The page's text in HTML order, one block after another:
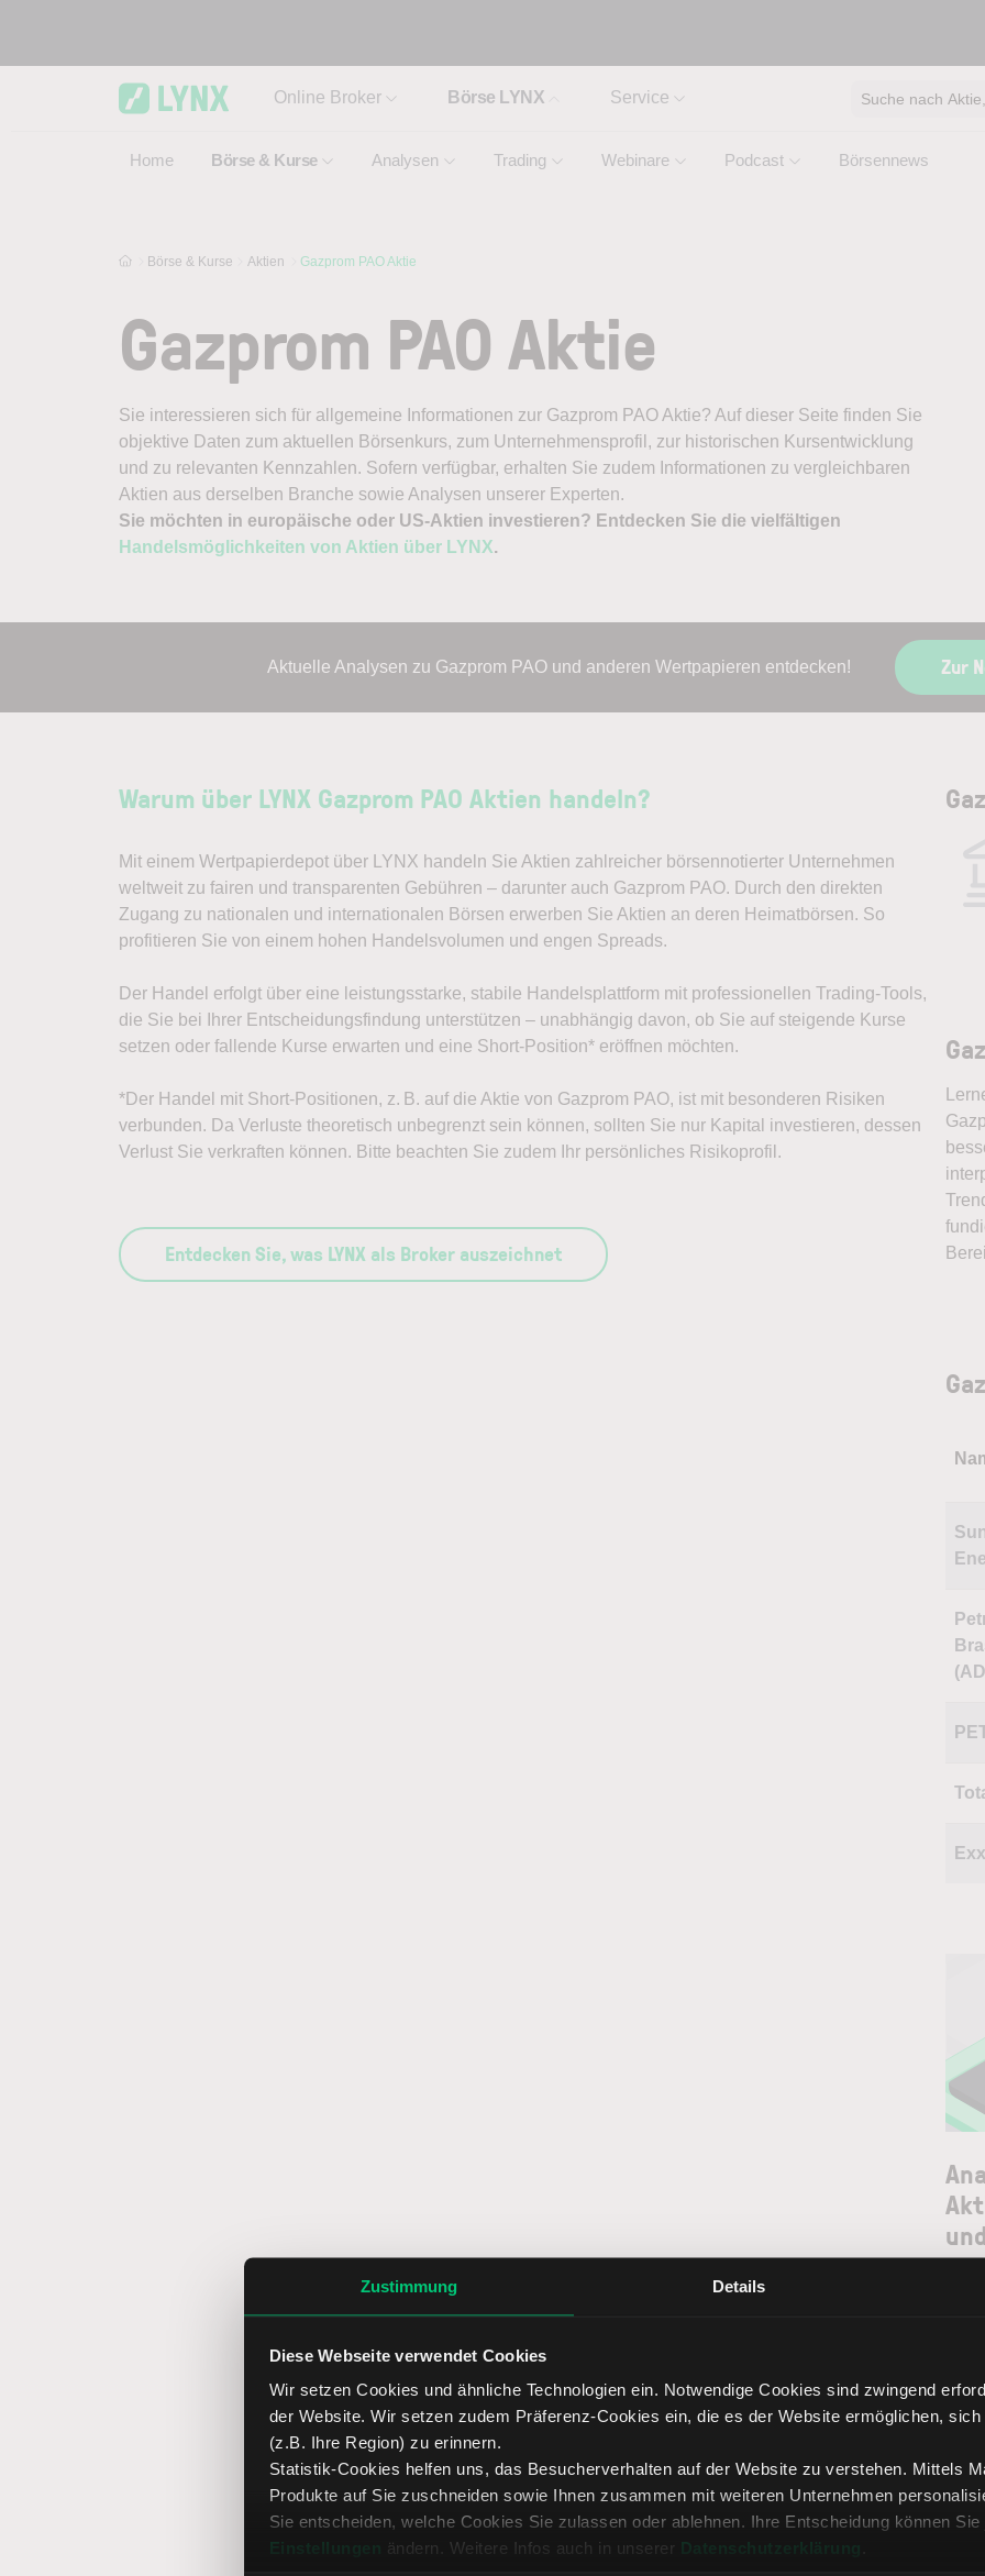
Zustimmung Details
Diese Webseite verwendet Cookies
Wir setzen Cookies und ähnliche Technologien ein. Notwendige Cookies sind zwingend
der Website. Wir setzen zudem Präferenz-Cookies ein, die es der Website ermöglichen,
(z.B. Ihre Region) zu erinnern.
Statistik-Cookies helfen uns, das Besucherverhalten auf der Website zu verstehen. Mittels
Produkte auf Sie zuschneiden sowie Ihnen zusammen mit weiteren Unternehmen
Sie entscheiden, welche Cookies Sie zulassen oder ablehnen. Ihre Entscheidung können
Einstellungen
ändern. Weitere Infos auch in unserer Datenschutzerklärung
Online Broker Börse LYNX
Home Börse & Kurse Analysen Trading Webinare Podcast Börsennews
Service Suche nach Aktie,
Börse & Kurse Aktien Gazprom PAO Aktie
Gazprom PAO Aktie
Sie interessieren sich für allgemeine Informationen zur Gazprom PAO Aktie? Auf dieser Seite finden Sie
objektive Daten zum aktuellen Börsenkurs, zum Unternehmensprofil, zur historischen Kursentwicklung
und zu relevanten Kennzahlen. Sofern verfügbar, erhalten Sie zudem Informationen zu vergleichbaren
Aktien aus derselben Branche sowie Analysen unserer Experten.
Sie möchten in europäische oder US-Aktien investieren? Entdecken Sie die vielfältigen
Handelsmöglichkeiten von Aktien über LYNX.
Aktuelle Analysen zu Gazprom PAO und anderen Wertpapieren entdecken! Zur
Warum über LYNX Gazprom PAO Aktien handeln?
Mit einem Wertpapierdepot über LYNX handeln Sie Aktien zahlreicher börsennotierter Unternehmen
weltweit zu fairen und transparenten Gebühren – darunter auch Gazprom PAO. Durch den direkten
Zugang zu nationalen und internationalen Börsen erwerben Sie Aktien an deren Heimatbörsen. So
profitieren Sie von einem hohen Handelsvolumen und engen Spreads.
Der Handel erfolgt über eine leistungsstarke, stabile Handelsplattform mit professionellen Trading-Tools,
die Sie bei Ihrer Entscheidungsfindung unterstützen – unabhängig davon, ob Sie auf steigende Kurse
setzen oder fallende Kurse erwarten und eine Short-Position* eröffnen möchten.
*Der Handel mit Short-Positionen, z. B. auf die Aktie von Gazprom PAO, ist mit besonderen Risiken
verbunden. Da Verluste theoretisch unbegrenzt sein können, sollten Sie nur Kapital investieren, dessen
Verlust Sie verkraften können. Bitte beachten Sie zudem Ihr persönliches Risikoprofil.
Entdecken Sie, was LYNX als Broker auszeichnet